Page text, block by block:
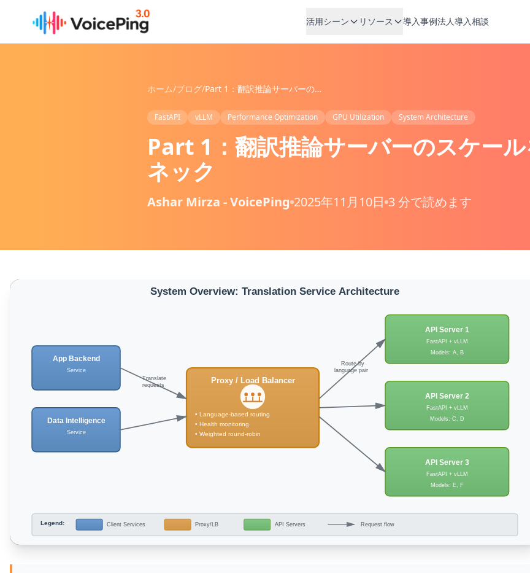
活用シーン リソース 導入事例法人導入相談
ホーム/ブログ/ Part 1：翻訳推論サーバーのスケールを阻むボトルネック
FastAPI vLLM Performance Optimization GPU Utilization System Architecture
Part 1：翻訳推論サーバーのスケー
ネック
Ashar Mirza - VoicePing 2025年11月10日 3 分で読めます